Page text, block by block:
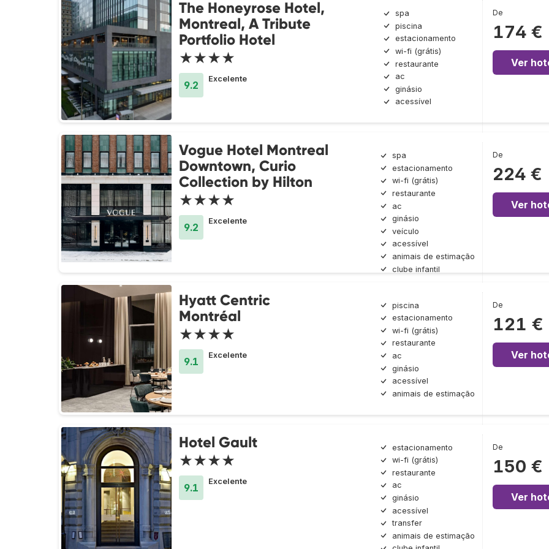
The Honeyrose Hotel,
Montreal, A Tribute
Portfolio Hotel
★★★★
9.2
Excelente
spa
piscina
estacionamento
wi-fi (grátis)
restaurante
ac
ginásio
acessível
De
174 €
Ver
Vogue Hotel Montreal
Downtown, Curio
Collection by Hilton
★★★★
9.2
Excelente
spa
estacionamento
wi-fi (grátis)
restaurante
ac
ginásio
veículo
acessível
animais de estimação
clube infantil
De
224 €
Ver
Hyatt Centric
Montréal
★★★★
9.1
Excelente
piscina
estacionamento
wi-fi (grátis)
restaurante
ac
ginásio
acessível
animais de estimação
De
121 €
Ver
Hotel Gault
★★★★
9.1
Excelente
estacionamento
wi-fi (grátis)
restaurante
ac
ginásio
acessível
transfer
animais de estimação
De
150 €
Ver